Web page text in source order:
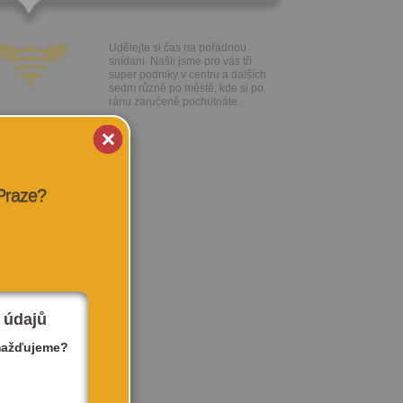
Udělejte si čas na pořádnou
snídani. Našli jsme pro vás tři
super podniky v centru a dalších
sedm různě po městě, kde si po
ránu zaručeně pochutnáte.